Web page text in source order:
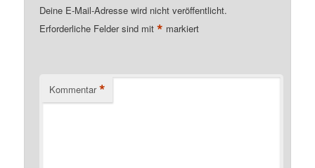
Deine E-Mail-Adresse wird nicht veröffentlicht.
Erforderliche Felder sind mit* markiert
Kommentar *